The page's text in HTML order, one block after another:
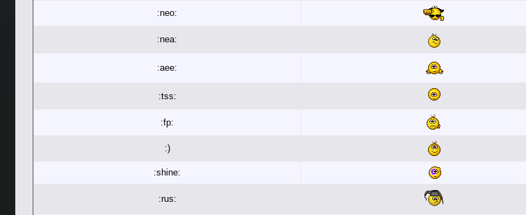
:neo:
:nea:
:aee:
:tss:
:fp:
:)
:shine:
:rus: